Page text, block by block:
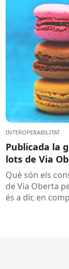
INTEROPERABILITAT
Publicada la
lots de Via
Què són els
de Via Oberta
és a dir, en